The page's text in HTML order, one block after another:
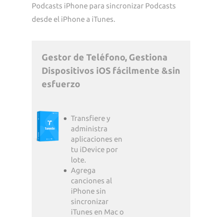
Podcasts iPhone para sincronizar Podcasts
desde el iPhone a iTunes.
Gestor de Teléfono, Gestiona
Dispositivos iOS fácilmente &sin
esfuerzo
Transfiere y
administra
aplicaciones en
tu iDevice por
lote.
Agrega
canciones al
iPhone sin
sincronizar
iTunes en Mac o